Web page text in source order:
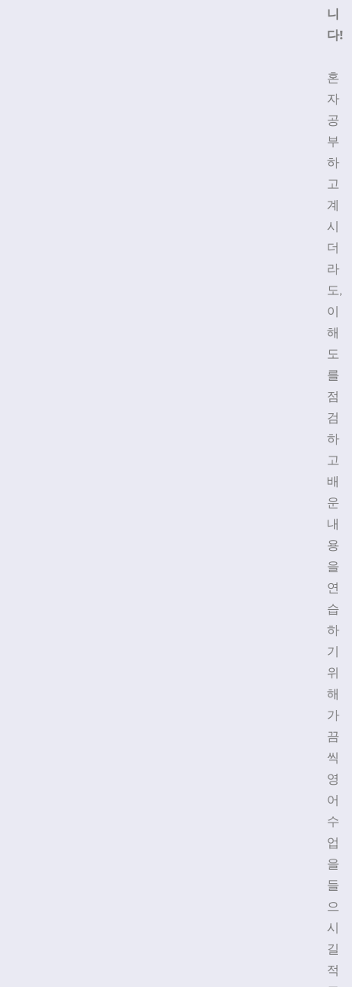
니
다!
혼
자
공
부
하
고
계
시
더
라
도,
이
해
도
를
점
검
하
고
배
운
내
용
을
연
습
하
기
위
해
가
끔
씩
영
어
수
업
을
들
으
시
길
적